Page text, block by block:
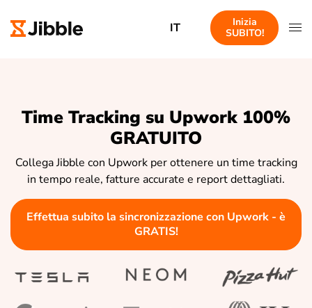
IT
Inizia
SUBITO!
Time Tracking su Upwork 100%
GRATUITO
Collega Jibble con Upwork per ottenere un time tracking
in tempo reale, fatture accurate e report dettagliati.
Effettua subito la sincronizzazione con Upwork - è
GRATIS!